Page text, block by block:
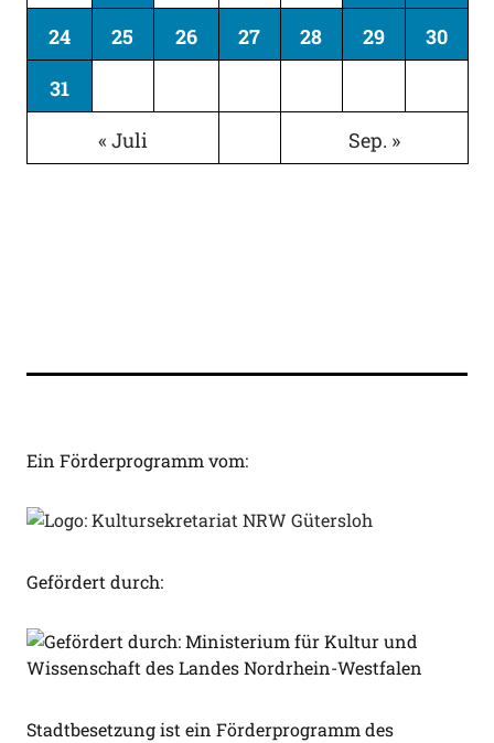
24
25 26 27 28 29
30
31
« Juli
Sep. »
Ein Förderprogramm vom:
Gefördert durch:
Stadtbesetzung ist ein Förderprogramm des